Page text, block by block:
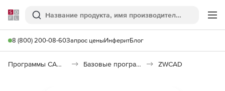
Softline
Поиск
8 (800) 200-08-60Запрос ценыИнферитБлог
Программы САПР и ГИС Базовые программы ZWCAD